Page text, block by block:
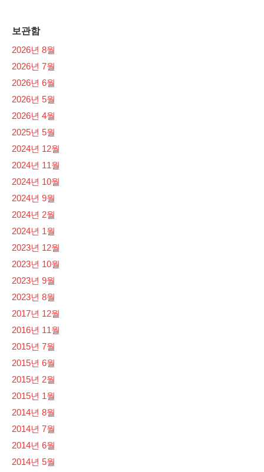
보관함
2026년 8월
2026년 7월
2026년 6월
2026년 5월
2026년 4월
2025년 5월
2024년 12월
2024년 11월
2024년 10월
2024년 9월
2024년 2월
2024년 1월
2023년 12월
2023년 10월
2023년 9월
2023년 8월
2017년 12월
2016년 11월
2015년 7월
2015년 6월
2015년 2월
2015년 1월
2014년 8월
2014년 7월
2014년 6월
2014년 5월